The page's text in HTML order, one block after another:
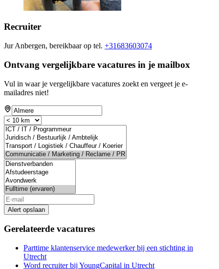
Recruiter
Jur Anbergen, bereikbaar op tel. +31683603074
Ontvang vergelijkbare vacatures in je mailbox
Vul in waar je vergelijkbare vacatures zoekt en vergeet je e-
mailadres niet!
Alert opslaan
Gerelateerde vacatures
Parttime klantenservice medewerker bij een stichting in
Utrecht
Word recruiter bij YoungCapital in Utrecht